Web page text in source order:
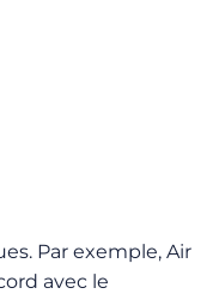
Par exemple, Air
avec le